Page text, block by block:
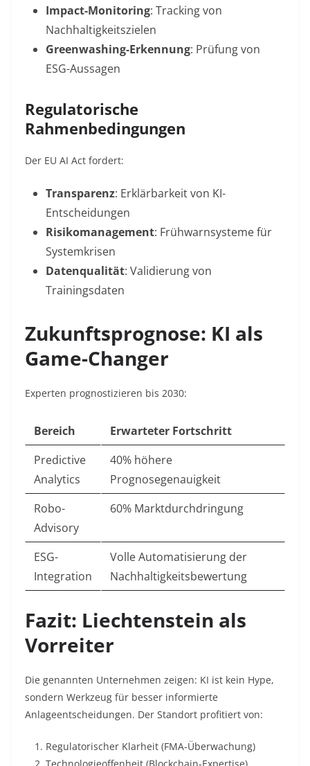
Impact-Monitoring: Tracking von
Nachhaltigkeitszielen
Greenwashing-Erkennung: Prüfung von
ESG-Aussagen
Regulatorische
Rahmenbedingungen
Der EU AI Act fordert:
Transparenz: Erklärbarkeit von KI-
Entscheidungen
Risikomanagement: Frühwarnsysteme für
Systemkrisen
Datenqualität: Validierung von
Trainingsdaten
Zukunftsprognose: KI als
Game-Changer
Experten prognostizieren bis 2030:
Bereich
Erwarteter Fortschritt
Predictive
Analytics
40% höhere
Prognosegenauigkeit
Robo-
Advisory
60% Marktdurchdringung
ESG-
Integration
Volle Automatisierung der
Nachhaltigkeitsbewertung
Fazit: Liechtenstein als
Vorreiter
Die genannten Unternehmen zeigen: KI ist kein Hype,
sondern Werkzeug für besser informierte
Anlageentscheidungen. Der Standort profitiert von:
Regulatorischer Klarheit (FMA-Überwachung)